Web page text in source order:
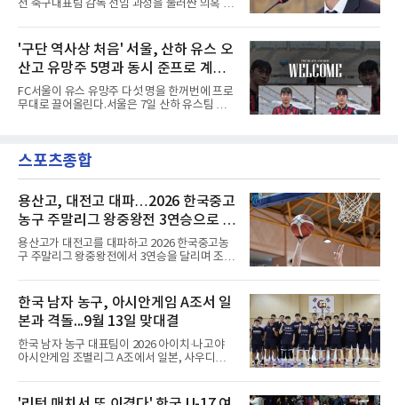
서 주장 완장을 차고 30여 분을 소화했던 그는
로키로 교체됐다.분데스리가 최다 우승팀(35회)
뮌헨은 프리시즌 아시아
전 축구대표팀 감독 선임 과정을 둘러싼 의혹 규
비판이 홍 전 감독에게 집중됐지만 경찰의 시선
은 다른 곳을 향한다. 성적 부진과 별개로 선임
과정에 부당함이 있었는지가 수사의 본류다.7일
연합뉴스 취재를 종합하면 서울경찰청 광역수사
단 금융범죄수사대는 전날 축구협회 사무실 등
을 압수수색해 감독 선임 관련 자료를 다수 확보
했다. 특히 감독 후보를 검토해 이사회에 추천하
독을 1순위 후보로 정하고 검증한 과정, 이사회
의 최종 승인 경위를 살
'구단 역사상 처음' 서울, 산하 유스 오
산고 유망주 5명과 동시 준프로 계
약...ACL2 겨냥
FC서울이 유스 유망주 다섯 명을 한꺼번에 프로
무대로 끌어올린다.서울은 7일 산하 유스팀 서
현·정현웅과 2학년 정하원이 대상이다.오산고의
성적이 배경이 됐다. 올 시즌 백운기 전국 고등학
컵, K리그 U-17 챔피언십을 잇달아 제패했다.시
기도 맞물렸다. 서울은 9월 시작하는 아시아축
구연맹(AFC) 챔피언스리그2(ACL2)를 앞두고 선
수단 깊이를 더하는 동시에 유스 출신에게 국제
무대 경험을 주려 했다.면면도 다양하다. 측면 공
격수 정현웅은 돌파력이
스포츠종합
용산고, 대전고 대파…2026 한국중고
농구 주말리그 왕중왕전 3연승으로 조
1위 16강 진출
용산고가 대전고를 대파하고 2026 한국중고농
구 주말리그 왕중왕전에서 3연승을 달리며 조 1
우슬체육관에서 열린 대회 남고부 B조 예선 3차
전에서 대전고를 상대로 주전 선수들의 고른 활
약을 앞세워 108-33으로 대승을 거뒀다.용산고
는 배대범이 22점, 김민기가 19점, 이승민이 13
점을 올리며 공격을 이끌었다. 경기 초반부터 주
도권을 잡은 용산고는 일찌감치 승기를 굳히며
대전고에 큰 점수 차 승리를 거뒀다.이로써 용산
한국 남자 농구, 아시안게임 A조서 일
본과 격돌...9월 13일 맞대결
한국 남자 농구 대표팀이 2026 아이치·나고야
아시안게임 조별리그 A조에서 일본, 사우디아라
가 8일 발표한 일정에 따르면 한국은 9월 10일
사우디, 11일 인도네시아, 13일 일본과 차례로